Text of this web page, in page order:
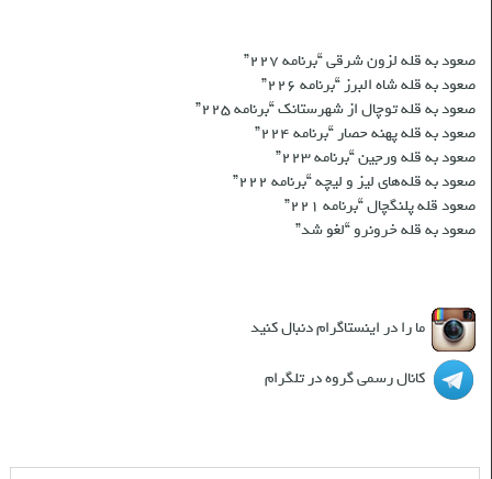
صعود به قله لزون شرقی “برنامه ۲۲۷”
صعود به قله شاه البرز “برنامه ۲۲۶”
صعود به قله توچال از شهرستانک “برنامه ۲۲۵”
صعود به قله پهنه حصار “برنامه ۲۲۴”
صعود به قله ورجین “برنامه ۲۲۳”
صعود به قله‌های لیز و لیچه “برنامه ۲۲۲”
صعود قله پلنگچال “برنامه ۲۲۱”
صعود به قله‌ خرونرو “لغو شد”
ما را در اینستاگرام دنبال کنید
کانال رسمی گروه در تلگرام